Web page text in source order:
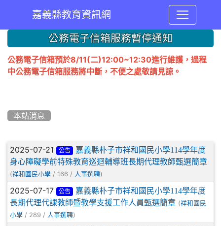
嘉義縣教育資訊網
::: 公務電子信箱服務暫停通知
公務電子信箱預於8/11(二)12:00~12:30進行維護，過程
中公務電子信箱服務將中斷，不便之處敬請見諒。
本站消息
文章列表
2025-07-21 公告
嘉義縣朴子市祥和國民小學114學年度
身心障礙學前特殊教育巡迴輔導班長期代理教師甄選簡章
(祥和國民小學 / 166 / 人事選聘)
2025-07-17 公告
嘉義縣朴子市祥和國民小學114學年度
長期代理代課教師暨教學支援工作人員甄選簡章 (祥和國民
小學 / 289 / 人事選聘)